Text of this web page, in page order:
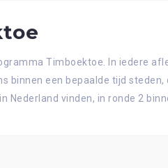
Timboektoe. In iedere
binnen een bepaalde tijd
vinden, in ronde 2